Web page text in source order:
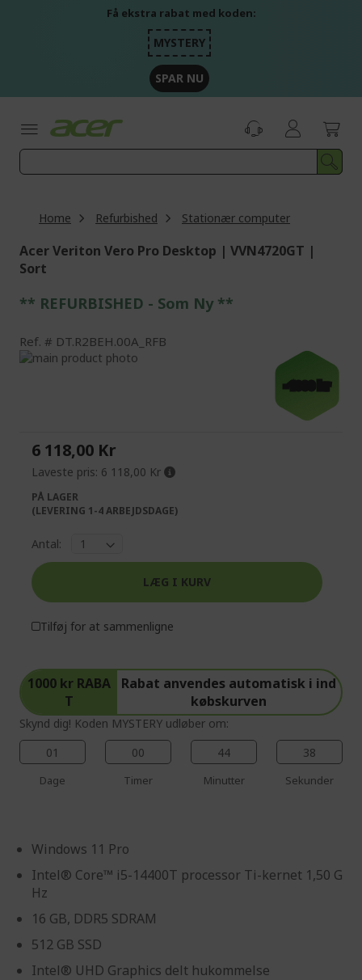
Få ekstra rabat med koden:
MYSTERY
SPAR NU
Home Refurbished Stationær computer
Acer Veriton Vero Pro Desktop | VVN4720GT |
Sort
** REFURBISHED - Som Ny **
Ref. DT.R2BEH.00A_RFB
Skip
images
gallery
-1000 kr
the
images
1000 kr RABA
T
Rabat anvendes automatisk i ind
købskurven
Skynd dig! Koden MYSTERY udløber om:
01
Dage
00
Timer
44
Minutter
38
Sekunder
Windows 11 Pro
Intel® Core™ i5-14400T processor Ti-kernet 1,50 G
Hz
16 GB, DDR5 SDRAM
512 GB SSD
Intel® UHD Graphics delt hukommelse
6 118,00 Kr
Laveste pris: 6 118,00 Kr
PÅ LAGER
(LEVERING 1-4 ARBEJDSDAGE)
Antal:
LÆG I KURV
Tilføj for at sammenligne